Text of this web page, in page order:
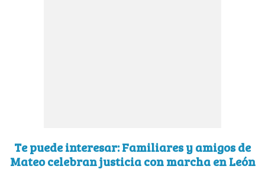
Te puede interesar: Familiares y amigos de
Mateo celebran justicia con marcha en León